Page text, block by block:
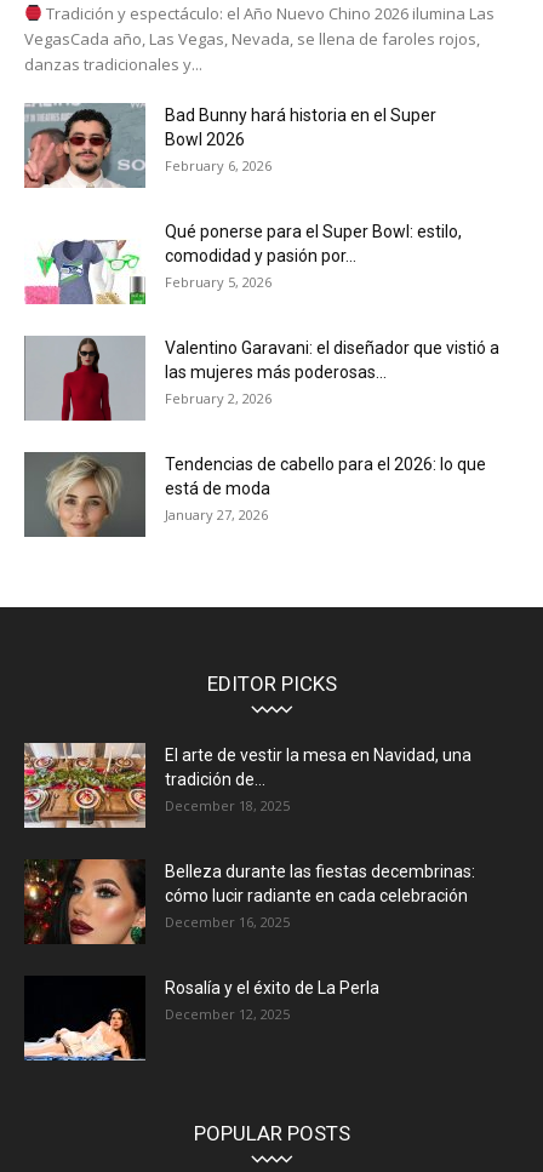
Tradición y espectáculo: el Año Nuevo Chino 2026 ilumina Las
VegasCada año, Las Vegas, Nevada, se llena de faroles rojos,
danzas tradicionales y...
Bad Bunny hará historia en el Super
Bowl 2026
February 6, 2026
Qué ponerse para el Super Bowl: estilo,
comodidad y pasión por...
February 5, 2026
Valentino Garavani: el diseñador que vistió a
las mujeres más poderosas...
February 2, 2026
Tendencias de cabello para el 2026: lo que
está de moda
January 27, 2026
EDITOR PICKS
El arte de vestir la mesa en Navidad, una
tradición de...
December 18, 2025
Belleza durante las fiestas decembrinas:
cómo lucir radiante en cada celebración
December 16, 2025
Rosalía y el éxito de La Perla
December 12, 2025
POPULAR POSTS